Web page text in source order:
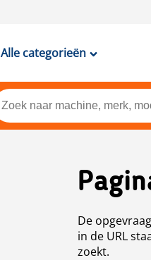
Alle categorieën
De
in de URL
zoekt.